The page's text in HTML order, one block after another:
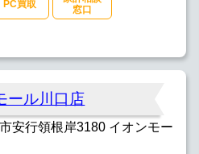
PC買取
窓口
ール川口店
安行領根岸3180 イオンモー